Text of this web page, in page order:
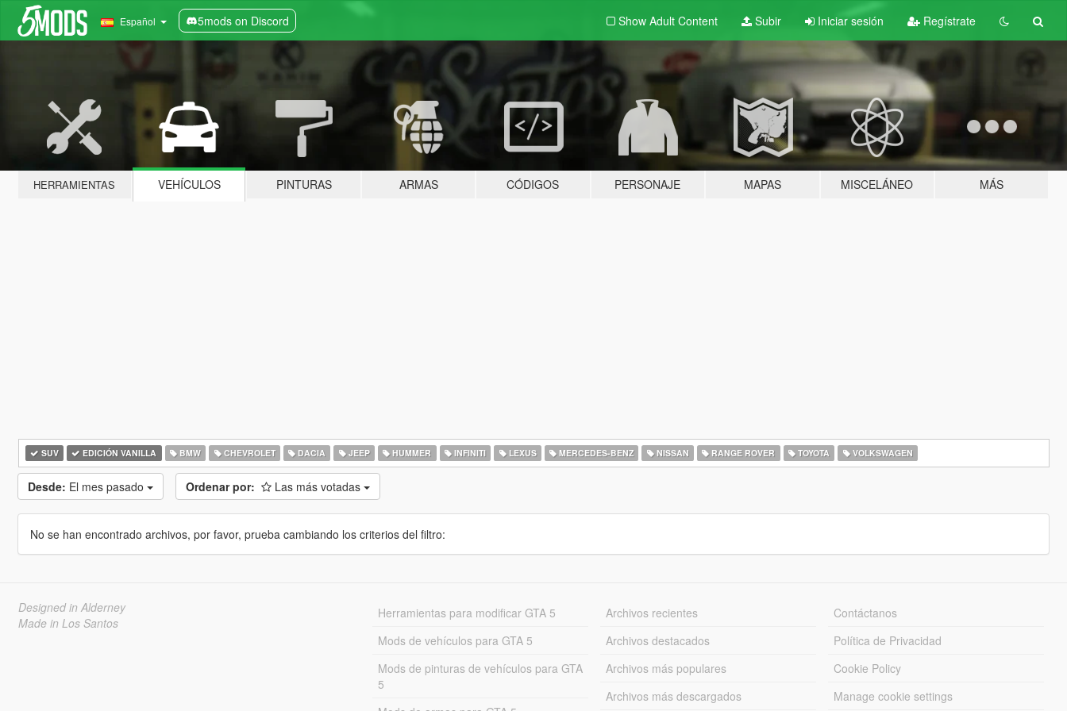
Español 5mods on Discord Show Adult Content Subir Iniciar sesión Regístrate
HERRAMIENTAS VEHÍCULOS PINTURAS ARMAS CÓDIGOS PERSONAJE MAPAS MISCELÁNEO MÁS
SUV EDICIÓN VANILLA BMW CHEVROLET DACIA JEEP HUMMER INFINITI LEXUS MERCEDES-BENZ NISSAN RANGE ROVER TOYOTA VOLKSWAGEN
Desde: El mes pasado Ordenar por: Las más votadas
No se han encontrado archivos, por favor, prueba cambiando los criterios del filtro:
Designed in Alderney
Made in Los Santos
Herramientas para modificar GTA 5
Mods de vehículos para GTA 5
Mods de pinturas de vehículos para GTA
5
Archivos recientes
Archivos destacados
Archivos más populares
Archivos más descargados
Contáctanos
Política de Privacidad
Cookie Policy
Manage cookie settings